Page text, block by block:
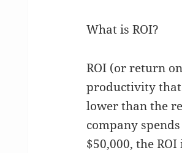
What is ROI?
ROI (or return
productivity that
lower than the
company
$50,000, the ROI